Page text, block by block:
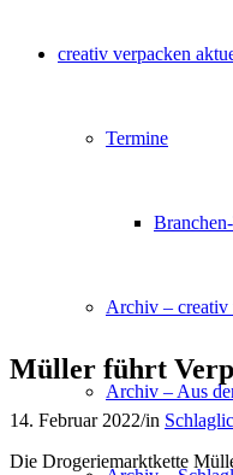
creativ verpacken
Termine
Archiv – creativ
Archiv – Aus
Müller führt
14. Februar 2022/in
Die Drogeriemarktkette